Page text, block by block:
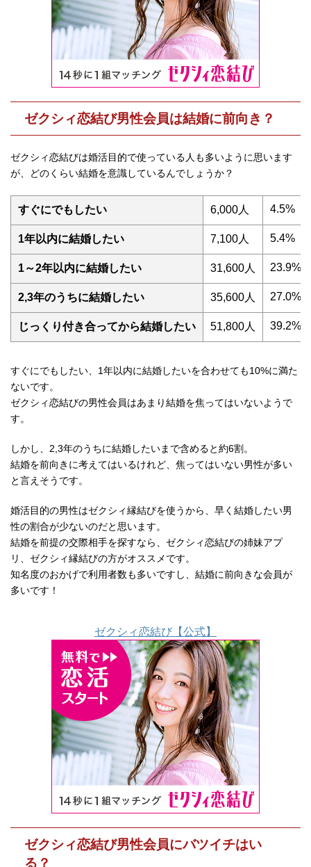
ゼクシィ恋結び男性会員は結婚に前向き？
ゼクシィ恋結びは婚活目的で使っている人も多いように思います
が、どのくらい結婚を意識しているんでしょうか？
すぐにでもしたい 6,000人 4.5%
1年以内に結婚したい 7,100人 5.4%
1～2年以内に結婚したい 31,600人 23.9%
2,3年のうちに結婚したい 35,600人 27.0%
じっくり付き合ってから結婚したい 51,800人 39.2%
すぐにでもしたい、1年以内に結婚したいを合わせても10%に満た
ないです。
ゼクシィ恋結びの男性会員はあまり結婚を焦ってはいないようで
す。
しかし、2,3年のうちに結婚したいまで含めると約6割。
結婚を前向きに考えてはいるけれど、焦ってはいない男性が多い
と言えそうです。
婚活目的の男性はゼクシィ縁結びを使うから、早く結婚したい男
性の割合が少ないのだと思います。
結婚を前提の交際相手を探すなら、ゼクシィ恋結びの姉妹アプ
リ、ゼクシィ縁結びの方がオススメです。
知名度のおかげで利用者数も多いですし、結婚に前向きな会員が
多いです！
ゼクシィ恋結び【公式】
ゼクシィ恋結び男性会員にバツイチはい
る？